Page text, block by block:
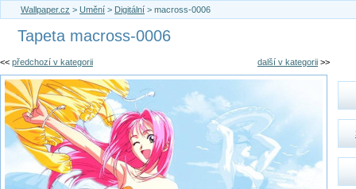
Wallpaper.cz > Umění > Digitální > macross-0006
Tapeta macross-0006
<< předchozí v kategorii další v kategorii >>